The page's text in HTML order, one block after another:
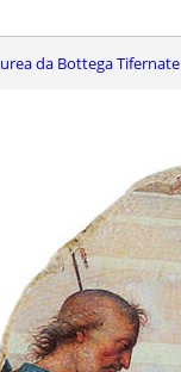
Aurea da Bottega Tifernate